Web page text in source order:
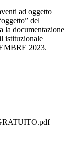
ad oggetto
del
la documentazione
istituzionale
2023.